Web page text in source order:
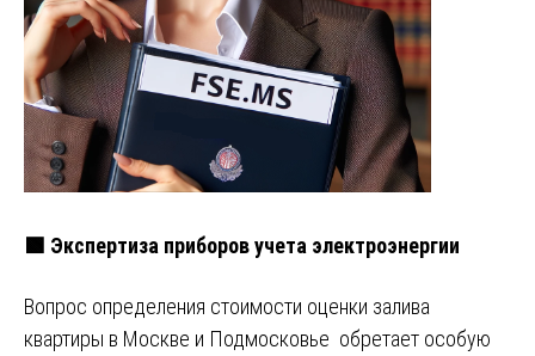
🟩 Экспертиза приборов учета электроэнергии
Вопрос определения стоимости оценки залива
квартиры в Москве и Подмосковье обретает особую